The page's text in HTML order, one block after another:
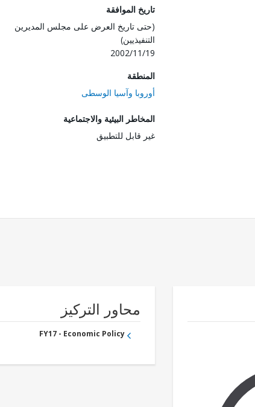
تاريخ الموافقة
(حتى تاريخ العرض على مجلس المديرين
التنفيذيين)
2002/11/19
المنطقة
أوروبا وآسيا الوسطى
المخاطر البيئية والاجتماعية
غير قابل للتطبيق
محاور التركيز
FY17 - Economic Policy